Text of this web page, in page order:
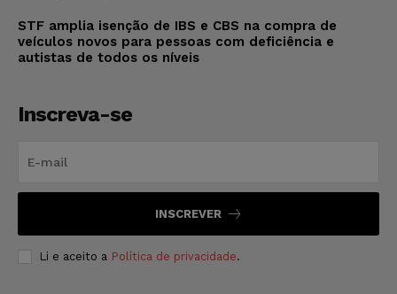
STF amplia isenção de IBS e CBS na compra de
veículos novos para pessoas com deficiência e
autistas de todos os níveis
Inscreva-se
INSCREVER
Li e aceito a Política de privacidade.